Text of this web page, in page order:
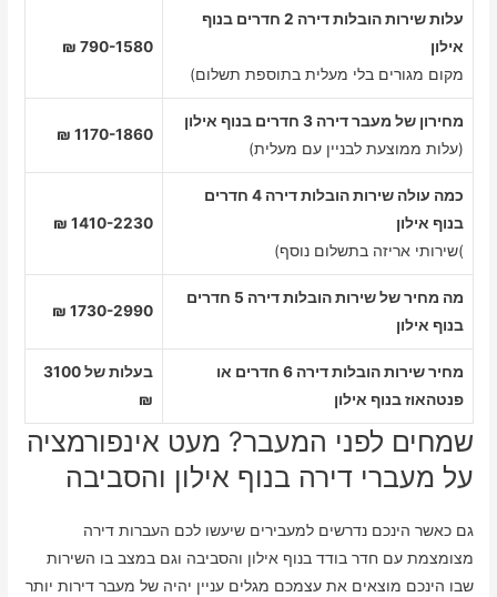
עלות שירות הובלות דירה 2 חדרים בנוף
אילון
מקום מגורים בלי מעלית בתוספת תשלום)
790-1580 ₪
מחירון של מעבר דירה 3 חדרים בנוף אילון
(עלות ממוצעת לבניין עם מעלית)
1170-1860 ₪
כמה עולה שירות הובלות דירה 4 חדרים
בנוף אילון
)שירותי אריזה בתשלום נוסף)
1410-2230 ₪
מה מחיר של שירות הובלות דירה 5 חדרים
בנוף אילון
1730-2990 ₪
מחיר שירות הובלות דירה 6 חדרים או
פנטהאוז בנוף אילון
בעלות של 3100
₪
שמחים לפני המעבר? מעט אינפורמציה
על מעברי דירה בנוף אילון והסביבה
גם כאשר הינכם נדרשים למעבירים שיעשו לכם העברות דירה
מצומצמת עם חדר בודד בנוף אילון והסביבה וגם במצב בו השירות
שבו הינכם מוצאים את עצמכם מגלים עניין יהיה של מעבר דירות יותר